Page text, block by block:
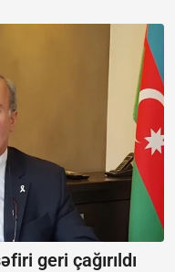
geri çağırıldı